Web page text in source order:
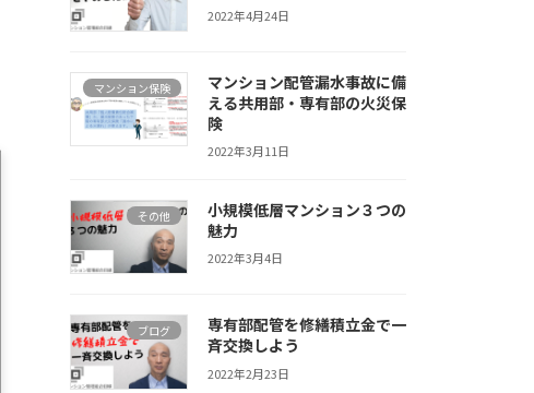
2022年4月24日
マンション保険
マンション配管漏水事故に備
える共用部・専有部の火災保
険
2022年3月11日
その他
小規模低層マンション３つの
魅力
2022年3月4日
ブログ
専有部配管を修繕積立金で一
斉交換しよう
2022年2月23日